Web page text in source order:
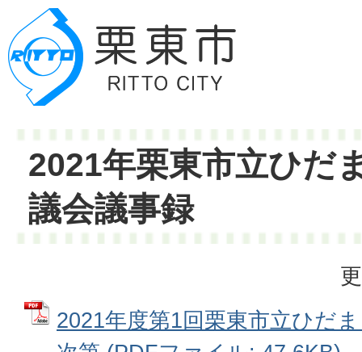
2021年栗東市立ひだ
議会議事録
2021年度第1回栗東市立ひだ